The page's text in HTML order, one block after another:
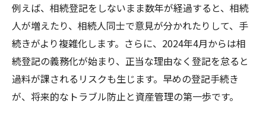
例えば、相続登記をしないまま数年が経過すると、相続
人が増えたり、相続人同士で意見が分かれたりして、手
続きがより複雑化します。さらに、2024年4月からは相
続登記の義務化が始まり、正当な理由なく登記を怠ると
過料が課されるリスクも生じます。早めの登記手続き
が、将来的なトラブル防止と資産管理の第一歩です。